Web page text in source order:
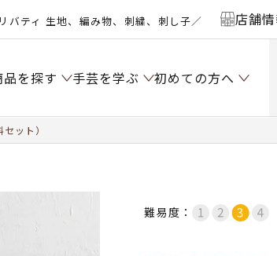
バティ 生地、編み物、刺繍、刺し子／ 店舗
品を探す 手芸を学ぶ 初めての方へ
ット）
難易度：